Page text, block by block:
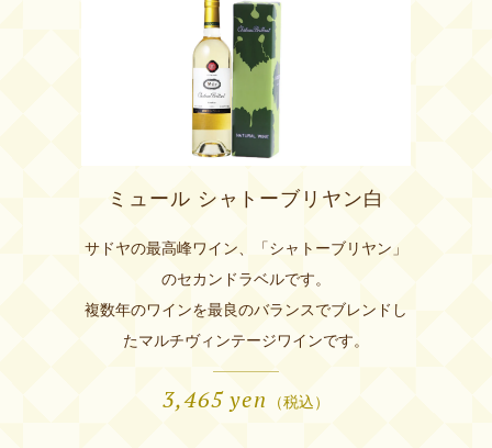
ミュール シャトーブリヤン白
サドヤの最高峰ワイン、「シャトーブリヤン」
のセカンドラベルです。
複数年のワインを最良のバランスでブレンドし
たマルチヴィンテージワインです。
3,465yen （税込）